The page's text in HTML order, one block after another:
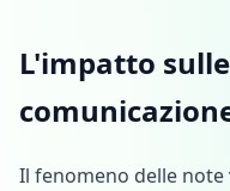
L'impatto
Il fenomeno delle note